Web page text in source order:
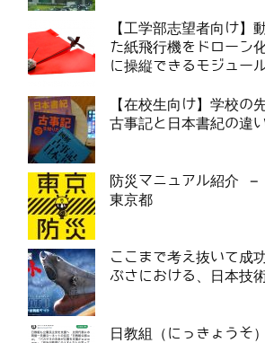
【工学部志望者向け】
た紙飛行機をドローン
に操縦できるモジュー
【在校生向け】学校の
古事記と日本書紀の違
防災マニュアル紹介 –
東京都
ここまで考え抜いて成
ぶさにおける、日本技
日教組（にっきょうそ